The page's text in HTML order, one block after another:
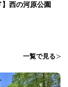
】西の河原公園
一覧で見る